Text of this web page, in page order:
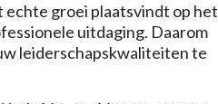
groei plaatsvindt op het
uitdaging. Daarom
leiderschapskwaliteiten te